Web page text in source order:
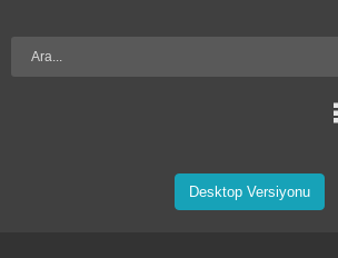
Desktop Versiyonu